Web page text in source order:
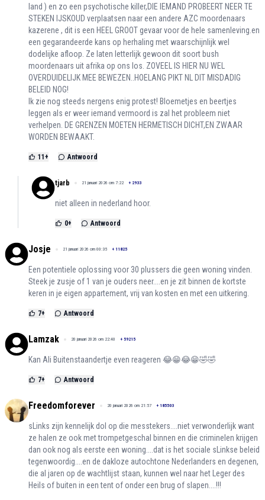
land ) en zo een psychotische killer,DIE IEMAND PROBEERT NEER TE
STEKEN IJSKOUD verplaatsen naar een andere AZC moordenaars
kazerene , dit is een HEEL GROOT gevaar voor de hele samenleving.en
een gegarandeerde kans op herhaling met waarschijnlijk wel
dodelijke afloop. Ze laten letterlijk gewoon dit soort bush
moordenaars uit afrika op ons los. ZOVEEL IS HIER NU WEL
OVERDUIDELIJK MEE BEWEZEN..HOELANG PIKT NL DIT MISDADIG
BELEID NOG!
Ik zie nog steeds nergens enig protest! Bloemetjes en beertjes
leggen als er weer iemand vermoord is zal het probleem niet
verhelpen. DE GRENZEN MOETEN HERMETISCH DICHT,EN ZWAAR
WORDEN BEWAAKT.
11+ Antwoord
tjarb 21 januari 2026 om 7:22 + 2933
niet alleen in nederland hoor.
0+ Antwoord
Josje 21 januari 2026 om 00:35 + 11825
Een potentiele oplossing voor 30 plussers die geen woning vinden.
Steek je zusje of 1 van je ouders neer....en je zit binnen de kortste
keren in je eigen appartement, vrij van kosten en met een uitkering.
7+ Antwoord
Lamzak 20 januari 2026 om 22:40 + 59215
Kan Ali Buitenstaandertje even reageren 😂😁😂😁🤣🤣
7+ Antwoord
Freedomforever 20 januari 2026 om 21:57 + 185503
sLinks zijn kennelijk dol op die messtekers....niet verwonderlijk want
ze halen ze ook met trompetgeschal binnen en die criminelen krijgen
dan ook nog als eerste een woning....dat is het sociale sLinkse beleid
tegenwoordig....en de dakloze autochtone Nederlanders en degenen,
die al jaren op de wachtlijst staan, kunnen wel naar het Leger des
Heils of buiten in een tent of onder een brug of slapen....!!!